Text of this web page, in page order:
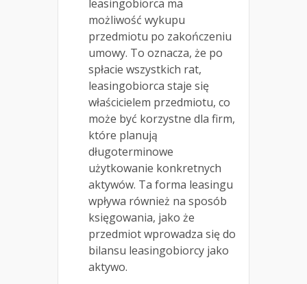
leasingobiorca ma
możliwość wykupu
przedmiotu po zakończeniu
umowy. To oznacza, że po
spłacie wszystkich rat,
leasingobiorca staje się
właścicielem przedmiotu, co
może być korzystne dla firm,
które planują
długoterminowe
użytkowanie konkretnych
aktywów. Ta forma leasingu
wpływa również na sposób
księgowania, jako że
przedmiot wprowadza się do
bilansu leasingobiorcy jako
aktywo.